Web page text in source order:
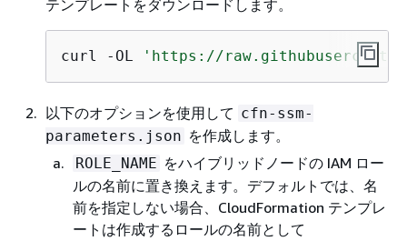
テンプレートをダウンロードします。
curl -OL 'https://
以下のオプションを使用して cfn-ssm-
parameters.json を作成します。
ROLE_NAME をハイブリッドノードの IAM ロー
ルの名前に置き換えます。デフォルトでは、名
前を指定しない場合、CloudFormation テンプレ
ートは作成するロールの名前として